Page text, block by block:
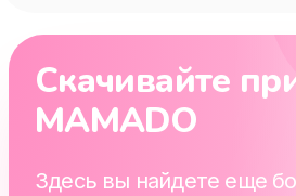
Скачивайте
MAMADO
Здесь вы найдете еще